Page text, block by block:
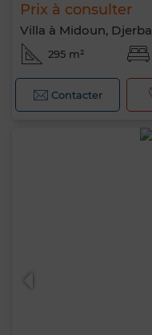
Prix à consulter
Villa à Midoun, Djerba
295 m²
Contacter